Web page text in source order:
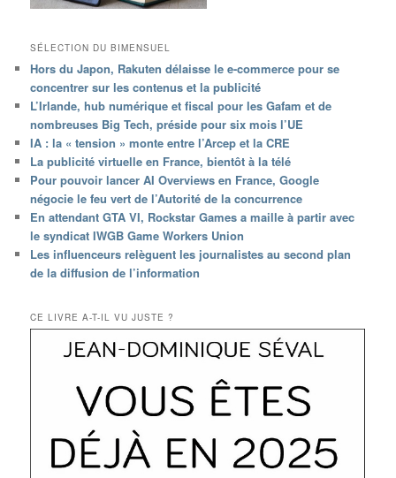
SÉLECTION DU BIMENSUEL
Hors du Japon, Rakuten délaisse le e-commerce pour se
concentrer sur les contenus et la publicité
L’Irlande, hub numérique et fiscal pour les Gafam et de
nombreuses Big Tech, préside pour six mois l’UE
IA : la « tension » monte entre l’Arcep et la CRE
La publicité virtuelle en France, bientôt à la télé
Pour pouvoir lancer AI Overviews en France, Google
négocie le feu vert de l’Autorité de la concurrence
En attendant GTA VI, Rockstar Games a maille à partir avec
le syndicat IWGB Game Workers Union
Les influenceurs relèguent les journalistes au second plan
de la diffusion de l’information
CE LIVRE A-T-IL VU JUSTE ?